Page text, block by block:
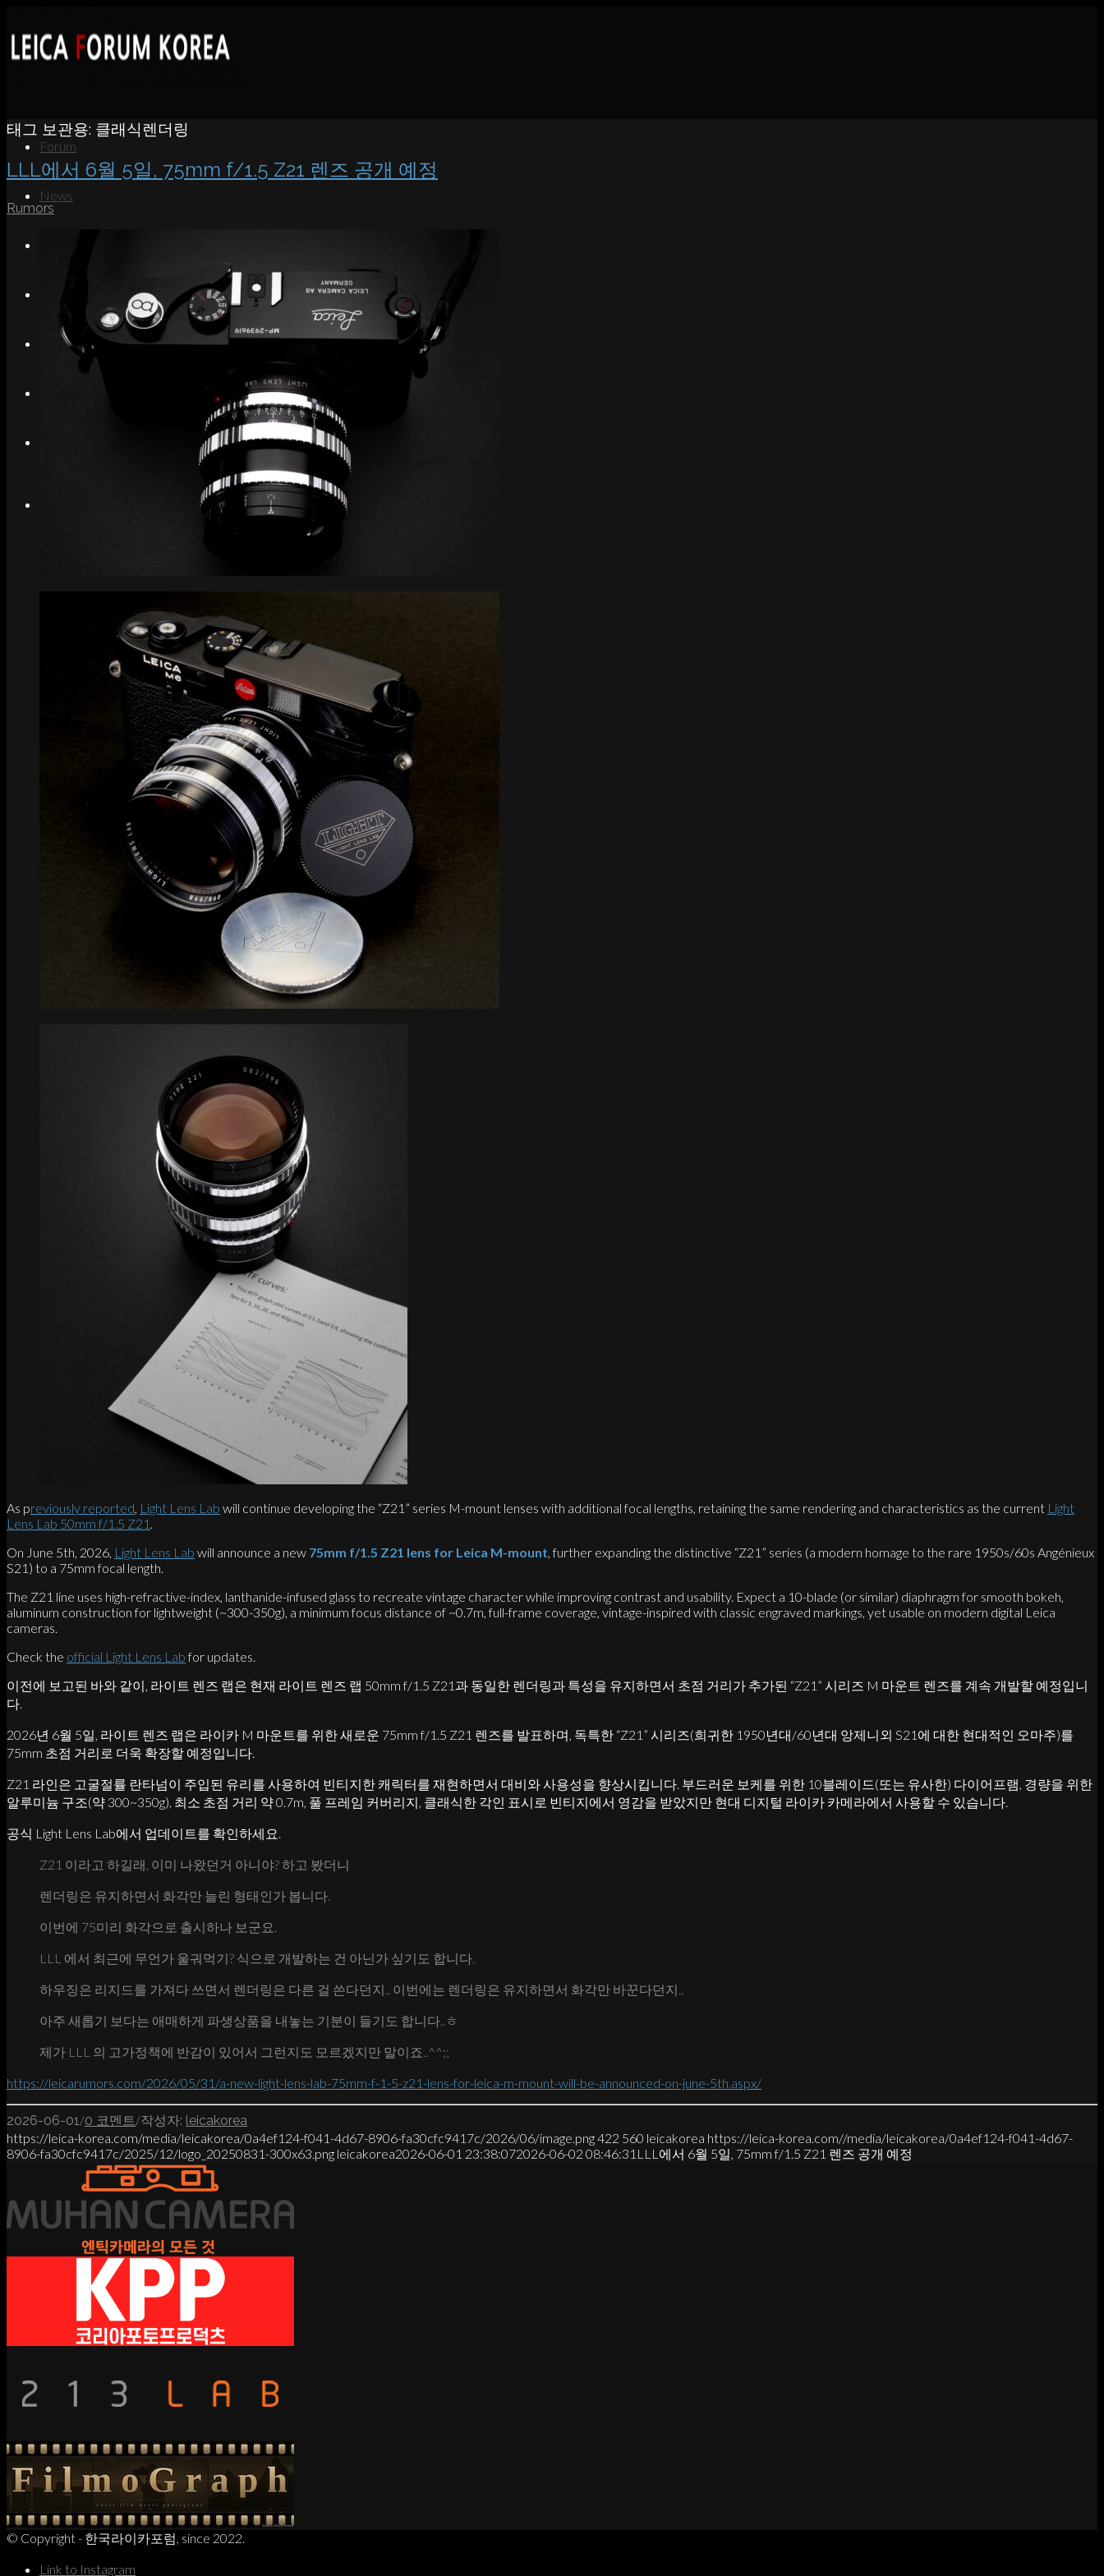
Forum
News
Contact
태그 보관용: 클래식렌더링
LLL에서 6월 5일, 75mm f/1.5 Z21 렌즈 공개 예정
Rumors
As previously reported Light Lens Lab will continue developing the “Z21” series M-mount lenses with additional focal lengths, retaining the same rendering and characteristics as the current Light
Lens Lab 50mm f/1.5 Z21
On June 5th, 2026, Light Lens Lab will announce a new 75mm f/1.5 Z21 lens for Leica M-mount , further expanding the distinctive “Z21” series (a modern homage to the rare 1950s/60s Angénieux
S21) to a 75mm focal length.
The Z21 line uses high-refractive-index, lanthanide-infused glass to recreate vintage character while improving contrast and usability. Expect a 10-blade (or similar) diaphragm for smooth bokeh,
aluminum construction for lightweight (~300-350g), a minimum focus distance of ~0.7m, full-frame coverage, vintage-inspired with classic engraved markings, yet usable on modern digital Leica
cameras.
Check the official Light Lens Labfor updates.
이전에 보고된 바와 같이, 라이트 렌즈 랩은 현재 라이트 렌즈 랩 50mm f/1.5 Z21과 동일한 렌더링과 특성을 유지하면서 초점 거리가 추가된 “Z21” 시리즈 M 마운트 렌즈를 계속 개발할 예정입니
다.
2026년 6월 5일, 라이트 렌즈 랩은 라이카 M 마운트를 위한 새로운 75mm f/1.5 Z21 렌즈를 발표하며, 독특한 “Z21” 시리즈(희귀한 1950년대/60년대 앙제니외 S21에 대한 현대적인 오마주)를
75mm 초점 거리로 더욱 확장할 예정입니다.
Z21 라인은 고굴절률 란타넘이 주입된 유리를 사용하여 빈티지한 캐릭터를 재현하면서 대비와 사용성을 향상시킵니다. 부드러운 보케를 위한 10블레이드(또는 유사한) 다이어프램, 경량을 위한
알루미늄 구조(약 300~350g), 최소 초점 거리 약 0.7m, 풀 프레임 커버리지, 클래식한 각인 표시로 빈티지에서 영감을 받았지만 현대 디지털 라이카 카메라에서 사용할 수 있습니다.
공식 Light Lens Lab에서 업데이트를 확인하세요.
Z21 이라고 하길래, 이미 나왔던거 아니야? 하고 봤더니
렌더링은 유지하면서 화각만 늘린 형태인가 봅니다.
이번에 75미리 화각으로 출시하나 보군요.
LLL 에서 최근에 무언가 울궈먹기? 식으로 개발하는 건 아닌가 싶기도 합니다.
하우징은 리지드를 가져다 쓰면서 렌더링은 다른 걸 쓴다던지.. 이번에는 렌더링은 유지하면서 화각만 바꾼다던지..
아주 새롭기 보다는 애매하게 파생상품을 내놓는 기분이 들기도 합니다..ㅎ
제가 LLL 의 고가정책에 반감이 있어서 그런지도 모르겠지만 말이죠..^^;;
https://leicarumors.com/2026/05/31/a-new-light-lens-lab-75mm-f-1-5-z21-lens-for-leica-m-mount-will-be-announced-on-june-5th.aspx/
2026-06-01 /0 코멘트 /작성자: leicakorea
https://leica-korea.com/media/leicakorea/0a4ef124-f041-4d67-8906-fa30cfc9417c/2026/06/image.png422 560 leicakorea https://leica-korea.com//media/leicakorea/0a4ef124-f041-4d67-
8906-fa30cfc9417c/2025/12/logo_20250831-300x63.png leicakorea2026-06-01 23:38:072026-06-02 08:46:31 LLL에서 6월 5일, 75mm f/1.5 Z21 렌즈 공개 예정
© Copyright - 한국라이카포럼, since 2022.
Link to Instagram